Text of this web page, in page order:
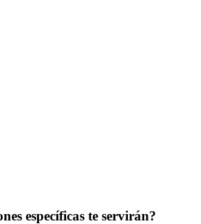
específicas te servirán?